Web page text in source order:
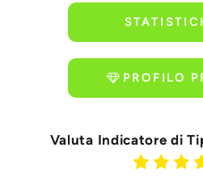
PROFILO
Valuta Indicatore di